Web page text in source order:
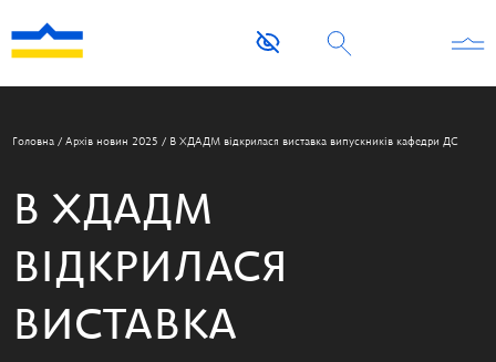
Головна / Архів новин 2025 / В ХДАДМ відкрилася виставка випускників кафедри ДС
В ХДАДМ
ВІДКРИЛАСЯ
ВИСТАВКА